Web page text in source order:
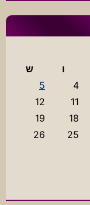
ו
ש
4
5
11
12
18
19
25
26